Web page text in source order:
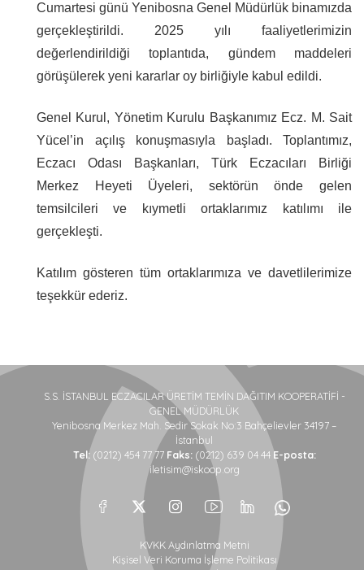
Cumartesi günü Yenibosna Genel Müdürlük binamızda
gerçekleştirildi. 2025 yılı faaliyetlerimizin
değerlendirildiği toplantıda, gündem maddeleri
görüşülerek yeni kararlar oy birliğiyle kabul edildi.
Genel Kurul, Yönetim Kurulu Başkanımız Ecz. M. Sait
Yücel’in açılış konuşmasıyla başladı. Toplantımız,
Eczacı Odası Başkanları, Türk Eczacıları Birliği
Merkez Heyeti Üyeleri, sektörün önde gelen
temsilcileri ve kıymetli ortaklarımız katılımı ile
gerçekleşti.
Katılım gösteren tüm ortaklarımıza ve davetlilerimize
teşekkür ederiz.
S.S. İSTANBUL ECZACILAR ÜRETİM TEMİN DAĞITIM KOOPERATİFİ -
GENEL MÜDÜRLÜK
Yenibosna Merkez Mah. Sedir Sokak No:3 Bahçelievler 34197 –
İstanbul
Tel:(0212) 454 77 77 Faks:(0212) 639 04 44 E-posta:
iletisim@iskoop.org
KVKK Aydınlatma Metni
Kişisel Veri Koruma İşleme Politikası